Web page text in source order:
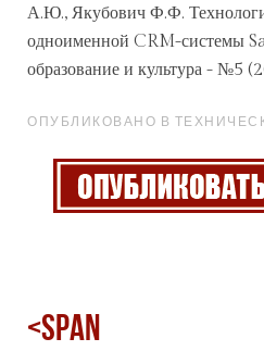
А.Ю., Якубович Ф.Ф.
одноименной CRM-системы
образование и культура - №5
ОПУБЛИКОВАНО В
<span